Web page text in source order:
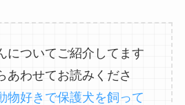
についてご紹介してます
あわせてお読みくださ
物好きで保護犬を飼って